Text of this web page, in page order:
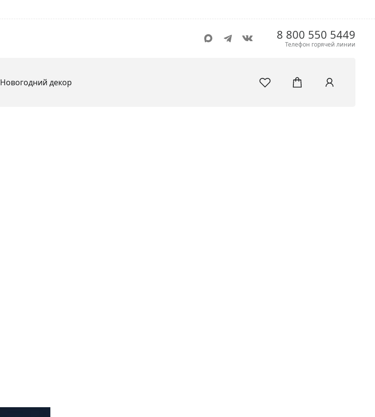
8 800 550 5449
Телефон горячей линии
Новогодний декор